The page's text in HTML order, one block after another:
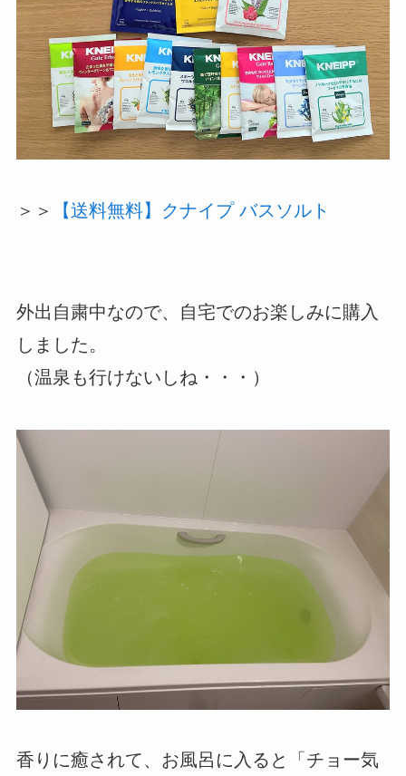
＞＞ 【送料無料】クナイプ バスソルト
外出自粛中なので、自宅でのお楽しみに購入
しました。
（温泉も行けないしね・・・）
香りに癒されて、お風呂に入ると「チョー気